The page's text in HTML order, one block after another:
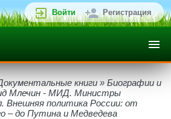
Войти Регистрация
книги » Биографии и
Млечин - МИД. Министры
Внешняя политика России: от
– до Путина и Медведева